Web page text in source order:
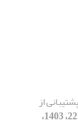
از
[دوره 6، شماره 22، 1403،